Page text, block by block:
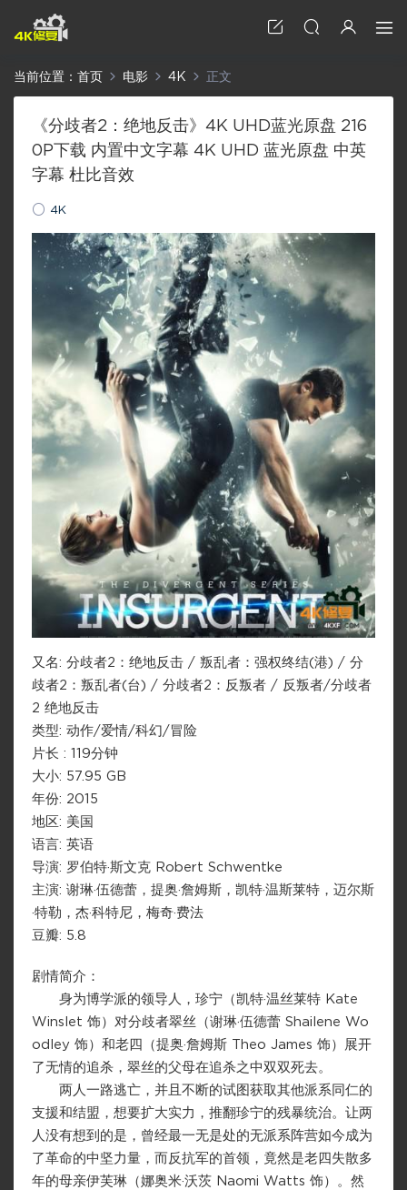
当前位置： 首页 电影 4K 正文
《分歧者2：绝地反击》4K UHD蓝光原盘 216
0P下载 内置中文字幕 4K UHD 蓝光原盘 中英
字幕 杜比音效
4K
又名: 分歧者2：绝地反击 / 叛乱者：强权终结(港) / 分
歧者2：叛乱者(台) / 分歧者2：反叛者 / 反叛者/分歧者
2 绝地反击
类型: 动作/爱情/科幻/冒险
片长 : 119分钟
大小: 57.95 GB
年份: 2015
地区: 美国
语言: 英语
导演: 罗伯特·斯文克 Robert Schwentke
主演: 谢琳·伍德蕾，提奥·詹姆斯，凯特·温斯莱特，迈尔斯
·特勒，杰·科特尼，梅奇·费法
豆瓣: 5.8
剧情简介：
身为博学派的领导人，珍宁（凯特·温丝莱特 Kate
Winslet 饰）对分歧者翠丝（谢琳·伍德蕾 Shailene Wo
odley 饰）和老四（提奥·詹姆斯 Theo James 饰）展开
了无情的追杀，翠丝的父母在追杀之中双双死去。
两人一路逃亡，并且不断的试图获取其他派系同仁的
支援和结盟，想要扩大实力，推翻珍宁的残暴统治。让两
人没有想到的是，曾经最一无是处的无派系阵营如今成为
了革命的中坚力量，而反抗军的首领，竟然是老四失散多
年的母亲伊芙琳（娜奥米·沃茨 Naomi Watts 饰）。然